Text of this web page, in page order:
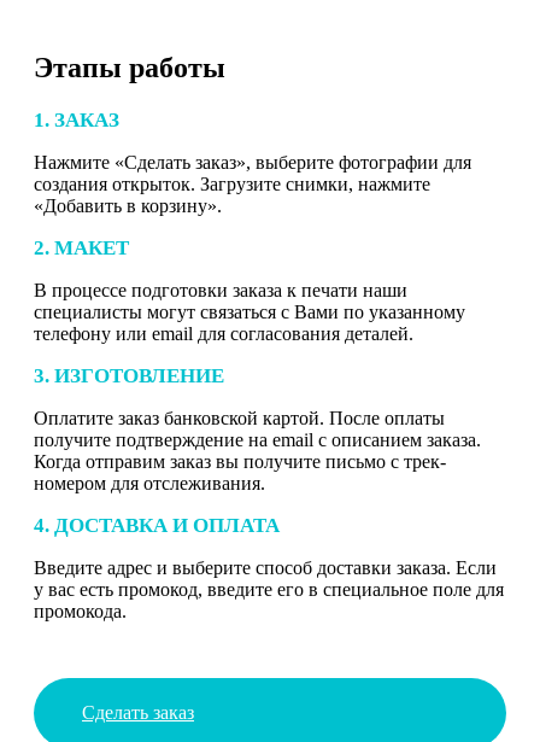
Этапы работы
1. ЗАКАЗ
Нажмите «Сделать заказ», выберите фотографии для
создания открыток. Загрузите снимки, нажмите
«Добавить в корзину».
2. МАКЕТ
В процессе подготовки заказа к печати наши
специалисты могут связаться с Вами по указанному
телефону или email для согласования деталей.
3. ИЗГОТОВЛЕНИЕ
Оплатите заказ банковской картой. После оплаты
получите подтверждение на email с описанием заказа.
Когда отправим заказ вы получите письмо с трек-
номером для отслеживания.
4. ДОСТАВКА И ОПЛАТА
Введите адрес и выберите способ доставки заказа. Если
у вас есть промокод, введите его в специальное поле для
промокода.
Сделать заказ